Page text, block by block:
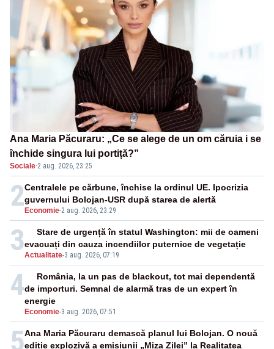
Ana Maria Păcuraru: „Ce se alege de un om căruia i se
închide singura lui portiță?”
Sociale·2 aug. 2026, 23:25
2 Economie-2 aug. 2026, 23:29
Centralele pe cărbune, închise la ordinul UE. Ipocrizia
guvernului Bolojan-USR după starea de alertă
3Actualitate-3 aug. 2026, 07:19
Stare de urgență în statul Washington: mii de oameni
evacuați din cauza incendiilor puternice de vegetație
4
Economie-3 aug. 2026, 07:51
România, la un pas de blackout, tot mai dependentă
de importuri. Semnal de alarmă tras de un expert în
energie
5Ana Maria Păcuraru demască planul lui Bolojan. O nouă
ediție explozivă a emisiunii „Miza Zilei” la Realitatea